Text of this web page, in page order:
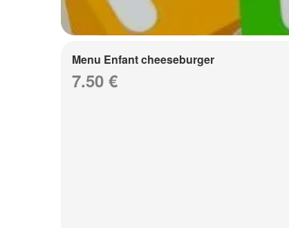
Menu Enfant cheeseburger
7.50 €